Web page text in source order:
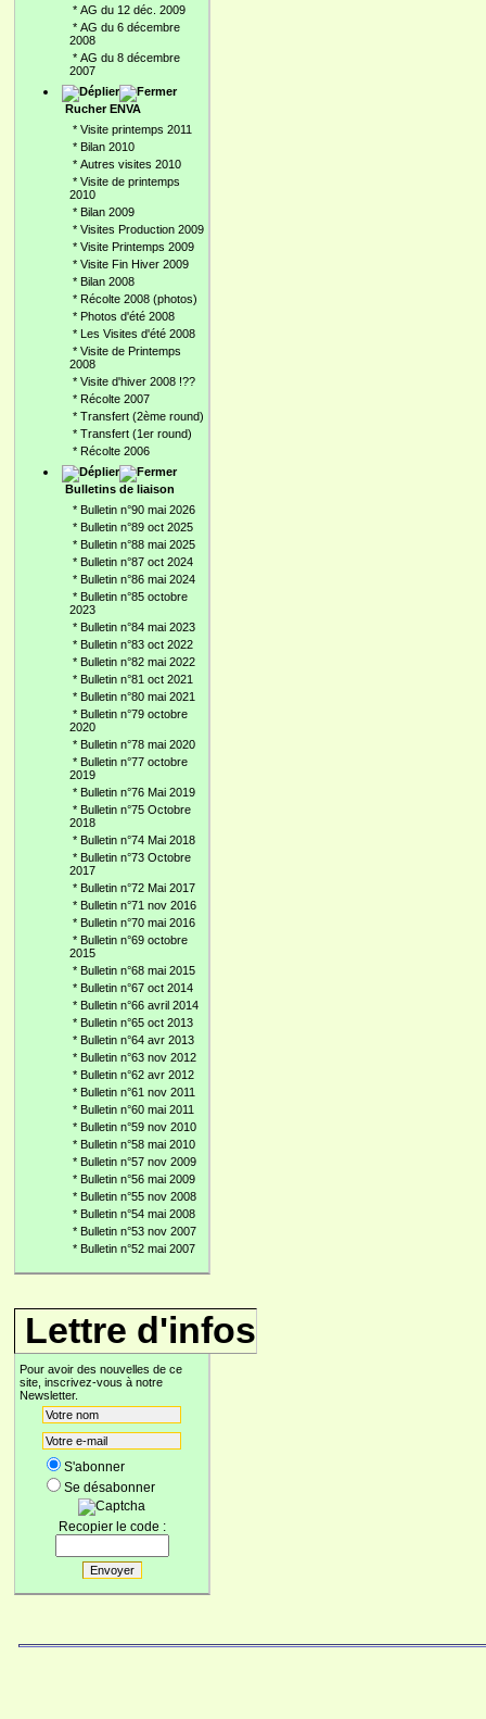
* AG du 12 déc. 2009
* AG du 6 décembre
2008
* AG du 8 décembre
2007
Rucher ENVA
* Visite printemps 2011
* Bilan 2010
* Autres visites 2010
* Visite de printemps
2010
* Bilan 2009
* Visites Production 2009
* Visite Printemps 2009
* Visite Fin Hiver 2009
* Bilan 2008
* Récolte 2008 (photos)
* Photos d'été 2008
* Les Visites d'été 2008
* Visite de Printemps
2008
* Visite d'hiver 2008 !??
* Récolte 2007
* Transfert (2ème round)
* Transfert (1er round)
* Récolte 2006
Bulletins de liaison
* Bulletin n°90 mai 2026
* Bulletin n°89 oct 2025
* Bulletin n°88 mai 2025
* Bulletin n°87 oct 2024
* Bulletin n°86 mai 2024
* Bulletin n°85 octobre
2023
* Bulletin n°84 mai 2023
* Bulletin n°83 oct 2022
* Bulletin n°82 mai 2022
* Bulletin n°81 oct 2021
* Bulletin n°80 mai 2021
* Bulletin n°79 octobre
2020
* Bulletin n°78 mai 2020
* Bulletin n°77 octobre
2019
* Bulletin n°76 Mai 2019
* Bulletin n°75 Octobre
2018
* Bulletin n°74 Mai 2018
* Bulletin n°73 Octobre
2017
* Bulletin n°72 Mai 2017
* Bulletin n°71 nov 2016
* Bulletin n°70 mai 2016
* Bulletin n°69 octobre
2015
* Bulletin n°68 mai 2015
* Bulletin n°67 oct 2014
* Bulletin n°66 avril 2014
* Bulletin n°65 oct 2013
* Bulletin n°64 avr 2013
* Bulletin n°63 nov 2012
* Bulletin n°62 avr 2012
* Bulletin n°61 nov 2011
* Bulletin n°60 mai 2011
* Bulletin n°59 nov 2010
* Bulletin n°58 mai 2010
* Bulletin n°57 nov 2009
* Bulletin n°56 mai 2009
* Bulletin n°55 nov 2008
* Bulletin n°54 mai 2008
* Bulletin n°53 nov 2007
* Bulletin n°52 mai 2007
Lettre d'infos
Pour avoir des nouvelles de ce
site, inscrivez-vous à notre
Newsletter.
S'abonner
Se désabonner
Recopier le code :